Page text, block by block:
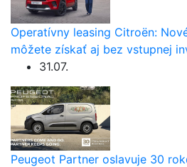
Operatívny leasing Citroën:
môžete získať aj bez vstupnej
31.07.
Peugeot Partner oslavuje 30